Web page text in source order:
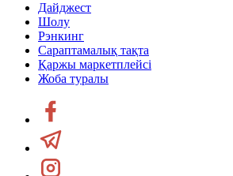
Дайджест
Шолу
Рэнкинг
Сараптамалық тақта
Қаржы маркетплейсі
Жоба туралы